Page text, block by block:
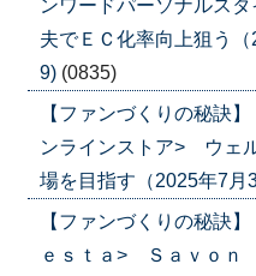
ンワードパーソナルス
夫でＥＣ化率向上狙う
9) (0835)
【ファンづくりの秘訣
ンラインストア> ウェ
場を目指す（2025年7月
【ファンづくりの秘
ｅｓｔａ> Ｓａｖｏ